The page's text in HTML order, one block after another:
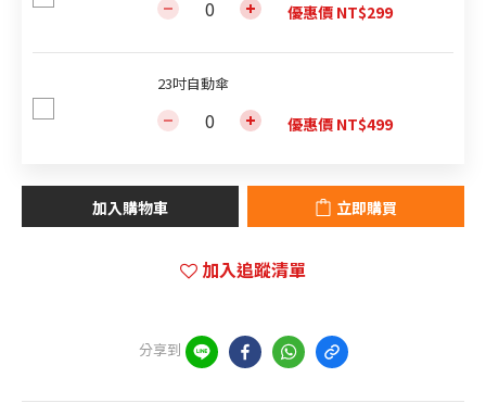
優惠價 NT$299
23吋自動傘
優惠價 NT$499
加入購物車 立即購買
加入追蹤清單
分享到